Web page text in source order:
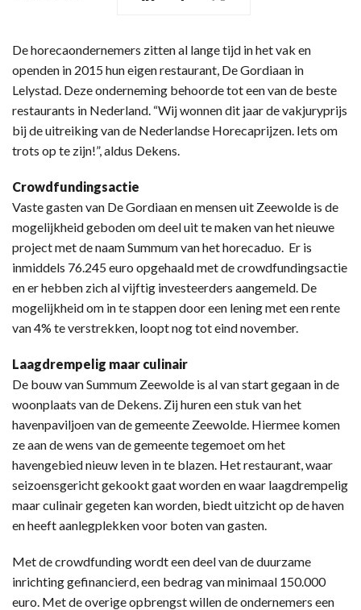
De horecaondernemers zitten al lange tijd in het vak en
openden in 2015 hun eigen restaurant, De Gordiaan in
Lelystad. Deze onderneming behoorde tot een van de beste
restaurants in Nederland. “Wij wonnen dit jaar de vakjuryprijs
bij de uitreiking van de Nederlandse Horecaprijzen. Iets om
trots op te zijn!”, aldus Dekens.
Crowdfundingsactie
Vaste gasten van De Gordiaan en mensen uit Zeewolde is de
mogelijkheid geboden om deel uit te maken van het nieuwe
project met de naam Summum van het horecaduo. Er is
inmiddels 76.245 euro opgehaald met de crowdfundingsactie
en er hebben zich al vijftig investeerders aangemeld. De
mogelijkheid om in te stappen door een lening met een rente
van 4% te verstrekken, loopt nog tot eind november.
Laagdrempelig maar culinair
De bouw van Summum Zeewolde is al van start gegaan in de
woonplaats van de Dekens. Zij huren een stuk van het
havenpaviljoen van de gemeente Zeewolde. Hiermee komen
ze aan de wens van de gemeente tegemoet om het
havengebied nieuw leven in te blazen. Het restaurant, waar
seizoensgericht gekookt gaat worden en waar laagdrempelig
maar culinair gegeten kan worden, biedt uitzicht op de haven
en heeft aanlegplekken voor boten van gasten.
Met de crowdfunding wordt een deel van de duurzame
inrichting gefinancierd, een bedrag van minimaal 150.000
euro. Met de overige opbrengst willen de ondernemers een